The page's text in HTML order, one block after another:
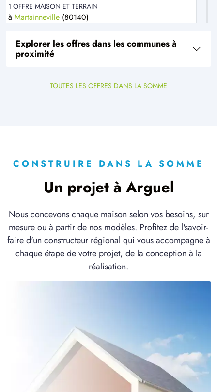
1 OFFRE MAISON ET TERRAIN
à Martainneville (80140)
Oisemont(80140)
Poix-de-Picardie(80290)
àVismes(80140)
Explorer les offres dans les communes à
proximité
TOUTES LES OFFRES DANS LA SOMME
CONSTRUIRE DANS LA SOMME
Un projet à Arguel
Nous concevons chaque maison selon vos besoins, sur
mesure ou à partir de nos modèles. Profitez de l'savoir-
faire d'un constructeur régional qui vous accompagne à
chaque étape de votre projet, de la conception à la
réalisation.